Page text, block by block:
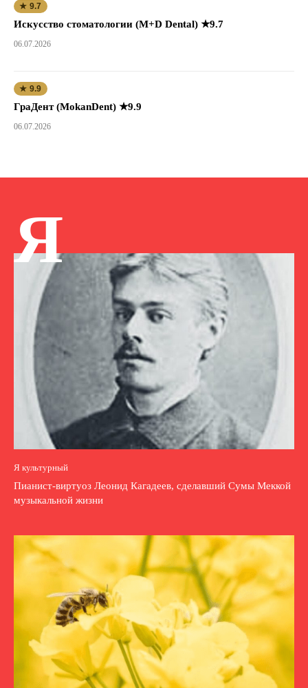
★ 9.7
Искусство стоматологии (M+D Dental) ★9.7
06.07.2026
★ 9.9
ГраДент (MokanDent) ★9.9
06.07.2026
Я
Я культурный
Пианист-виртуоз Леонид Кагадеев, сделавший Сумы Меккой
музыкальной жизни